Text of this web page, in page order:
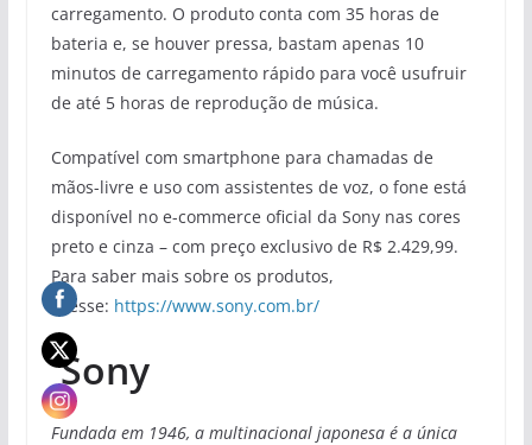
carregamento. O produto conta com 35 horas de
bateria e, se houver pressa, bastam apenas 10
minutos de carregamento rápido para você usufruir
de até 5 horas de reprodução de música.
Compatível com smartphone para chamadas de
mãos-livre e uso com assistentes de voz, o fone está
disponível no e-commerce oficial da Sony nas cores
preto e cinza – com preço exclusivo de R$ 2.429,99.
Para saber mais sobre os produtos,
acesse: https://www.sony.com.br/
Sony
Fundada em 1946, a multinacional japonesa é a única